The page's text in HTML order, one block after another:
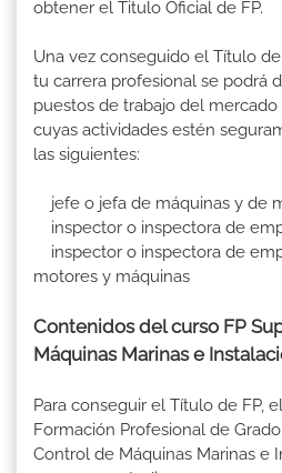
obtener el Titulo Oficial de FP.
Una vez conseguido el Título
tu carrera profesional se podrá
puestos de trabajo del
cuyas actividades estén
las siguientes:
jefe o jefa de máquinas y de
inspector o inspectora de
inspector o inspectora de
motores y máquinas
Contenidos del curso FP
Máquinas Marinas e
Para conseguir el Título de FP,
Formación Profesional de
Control de Máquinas Marinas e